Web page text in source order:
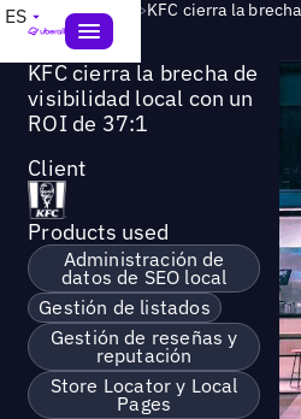
ES Success Story >
KFC cierra la brecha de
visibilidad local con un
ROI de 37:1
Client
Products used
Administración de
datos de SEO local
Gestión de listados
Gestión de reseñas y
reputación
Store Locator y Local
Pages